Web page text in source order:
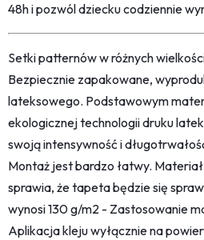
48h i pozwól dziecku codziennie
Setki patternów w różnych
Bezpiecznie zapakowane,
lateksowego. Podstawowym
ekologicznej technologii druku
swoją intensywność i
Montaż jest bardzo łatwy.
sprawia, że tapeta będzie się
wynosi 130 g/m2 - Zastosowanie
Aplikacja kleju wyłącznie na